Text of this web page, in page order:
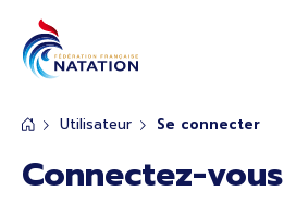
Utilisateur Se connecter
Connectez-vous
Panneau de gestion des cookies